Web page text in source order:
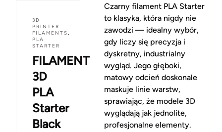
3D
PRINTER
FILAMENTS,
PLA
STARTER
FILAMENT
3D
PLA
Starter
Black
Czarny filament PLA Starter
to klasyka, która nigdy nie
zawodzi — idealny wybór,
gdy liczy się precyzja i
dyskretny, industrialny
wygląd. Jego głęboki,
matowy odcień doskonale
maskuje linie warstw,
sprawiając, że modele 3D
wyglądają jak jednolite,
profesjonalne elementy.